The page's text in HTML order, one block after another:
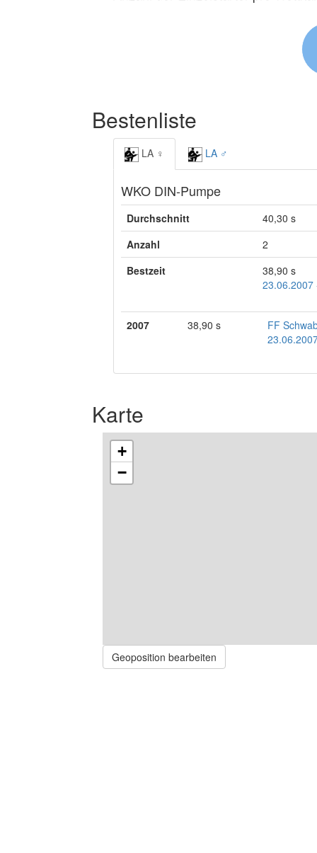
Bestenliste
LA ♀ LA ♂
WKO DIN-Pumpe
Durchschnitt
40,30 s
Anzahl
2
Bestzeit
38,90 s
23.06.2007
2007 38,90 s
FF
Karte
+
−
Geoposition bearbeiten